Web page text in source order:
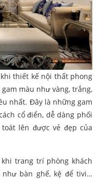
thiết kế nội thất phong
màu như vàng, trắng,
nhất. Đây là những gam
cổ điển, dễ dàng phối
lên được vẻ đẹp của
trang trí phòng khách
bàn ghế, kệ để tivi…